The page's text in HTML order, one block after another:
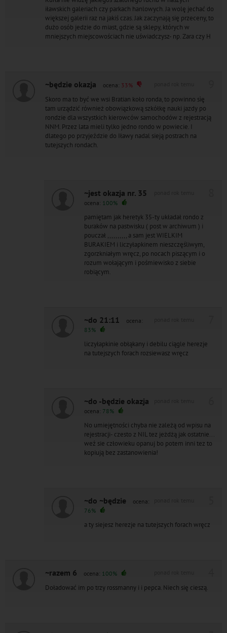
iławskich galeriach czy parkach hanlowych. Ja wolę jechać do
większej galerii raz na jakiś czas. Jak zaczynają się przeceny, to
dużo osób jedzie do miast, gdzie są sklepy, których w
mniejszych miejscowościach nie uświadczysz- np. Zara czy H
~będzie okazja ocena: 33%
Skoro ma to być we wsi Bratian koło ronda, to powinno sìę
tam urządzić również obowiązkową szkółkę nauki jazdy po
rondzie dla wszystkich kierowców samochodów z rejestracją
NNM. Przez lata mieli tylko jedno rondo w powiecie. I
dlatego po przyjeździe do Iławy nadal sieją postrach na
tutejszych rondach.
~jest okazja nr. 35
ocena: 100%
pamiętam jak heretyk 35-ty układał rondo z
buraków na pastwisku ( post w archiwum ) i
pouczał ,,,,,,,,,, a sam jest WIELKIM
BURAKIEM i liczyłapkinem nieszczęśliwym,
zgorzkniałym wręcz, po nocach piszącym i o
rozum wołającym i pośmiewisko z siebie
robiącym.
~do 21:11
ocena:
83%
liczyłapkinie obłąkany i debilu ciągle herezje
na tutejszych forach rozsiewasz wręcz
~do -będzie okazja
ocena: 78%
No umiejętności chyba nie zależą od wpisu na
rejestracji- czesto z NIL tez jeżdżą jak ostatnie...
weź sie człowieku opanuj bo potem inni tez to
kopiują bez zastanowienia!
~do ~będzie
ocena:
76%
a ty siejesz herezje na tutejszych forach wręcz
~razem 6 ocena: 100%
Doładować im po trzy rossmanny i i pepca. Niech się cieszą.